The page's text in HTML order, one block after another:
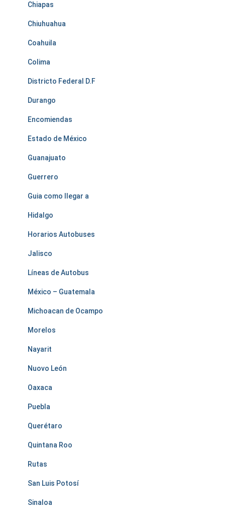
Chiapas
Chiuhuahua
Coahuila
Colima
Districto Federal D.F
Durango
Encomiendas
Estado de México
Guanajuato
Guerrero
Guia como llegar a
Hidalgo
Horarios Autobuses
Jalisco
Líneas de Autobus
México – Guatemala
Michoacan de Ocampo
Morelos
Nayarit
Nuovo León
Oaxaca
Puebla
Querétaro
Quintana Roo
Rutas
San Luis Potosí
Sinaloa